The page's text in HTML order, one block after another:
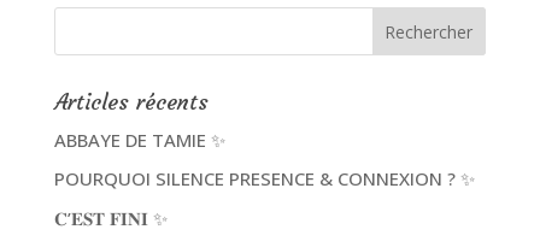
Articles récents
ABBAYE DE TAMIE ✨
POURQUOI SILENCE PRESENCE & CONNEXION ? ✨
𝐂’𝐄𝐒𝐓 𝐅𝐈𝐍𝐈 ✨